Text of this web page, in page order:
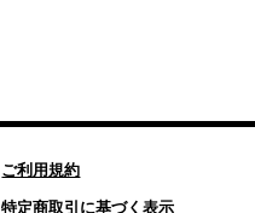
ご利用規約
特定商取引に基づく表示